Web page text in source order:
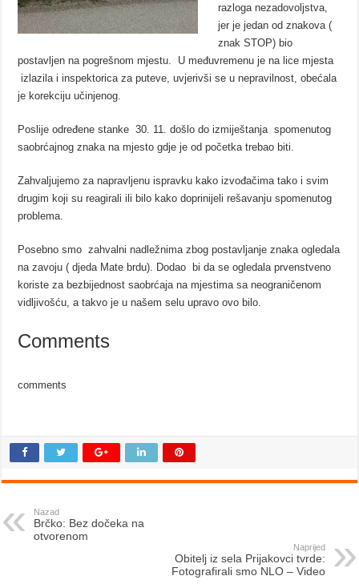
razloga nezadovoljstva,
jer je jedan od znakova (
znak STOP) bio
postavljen na pogrešnom mjestu. U međuvremenu je na lice mjesta
izlazila i inspektorica za puteve, uvjerivši se u nepravilnost, obećala
je korekciju učinjenog.
Poslije određene stanke 30. 11. došlo do izmiještanja spomenutog
saobrćajnog znaka na mjesto gdje je od početka trebao biti.
Zahvaljujemo za napravljenu ispravku kako izvođačima tako i svim
drugim koji su reagirali ili bilo kako doprinijeli rešavanju spomenutog
problema.
Posebno smo zahvalni nadležnima zbog postavljanje znaka ogledala
na zavoju ( djeda Mate brdu). Dodao bi da se ogledala prvenstveno
koriste za bezbijednost saobrćaja na mjestima sa neograničenom
vidljivošću, a takvo je u našem selu upravo ovo bilo.
Comments
comments
Nazad
Brčko: Bez dočeka na
otvorenom
Naprijed
Obitelj iz sela Prijakovci tvrde:
Fotografirali smo NLO – Video